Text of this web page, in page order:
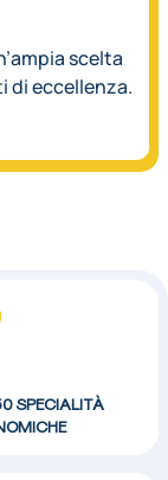
scelta
di eccellenza.
SPECIALITÀ